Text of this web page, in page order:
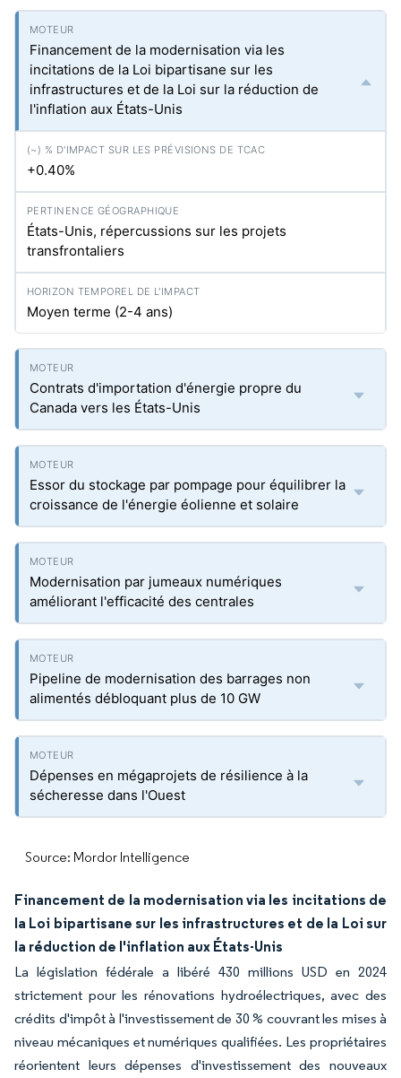
Financement de la modernisation via les
incitations de la Loi bipartisane sur les
infrastructures et de la Loi sur la réduction de
l'inflation aux États-Unis
+0.40%
États-Unis, répercussions sur les projets
transfrontaliers
Moyen terme (2-4 ans)
Contrats d'importation d'énergie propre du
Canada vers les États-Unis
Essor du stockage par pompage pour équilibrer la
croissance de l'énergie éolienne et solaire
Modernisation par jumeaux numériques
améliorant l'efficacité des centrales
Pipeline de modernisation des barrages non
alimentés débloquant plus de 10 GW
Dépenses en mégaprojets de résilience à la
sécheresse dans l'Ouest
Source: Mordor Intelligence
Financement de la modernisation via les incitations de
la Loi bipartisane sur les infrastructures et de la Loi sur
la réduction de l'inflation aux États-Unis
La législation fédérale a libéré 430 millions USD en 2024
strictement pour les rénovations hydroélectriques, avec des
crédits d'impôt à l'investissement de 30 % couvrant les mises à
niveau mécaniques et numériques qualifiées. Les propriétaires
réorientent leurs dépenses d'investissement des nouveaux